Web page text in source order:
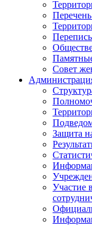
Совет
Защита
Участие